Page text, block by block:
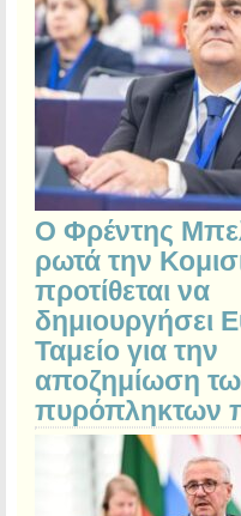
Ο Φρέντης
ρωτά την
προτίθεται να
δημιουργήσει
Ταμείο για την
αποζημίωση
πυρόπληκτων